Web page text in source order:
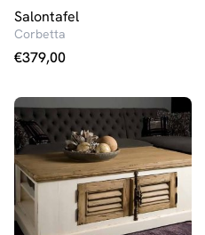
Salontafel
Corbetta
€379,00